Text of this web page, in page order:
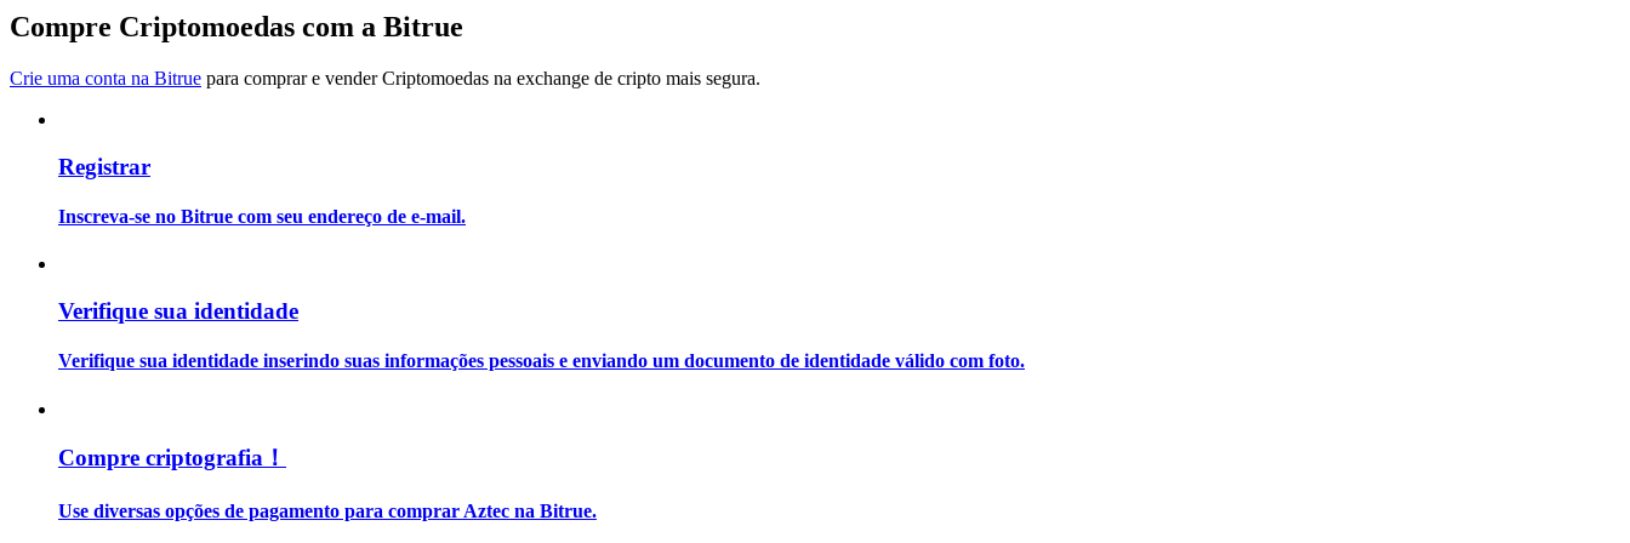
Torne-se um Trader de Cópias
Informação
Análise de big data, incluindo informações comerciais, etc.
Compre Criptomoedas com a Bitrue
Crie uma conta na Bitrue para comprar e vender Criptomoedas na exchange de cripto mais segura.
Registrar
Inscreva-se no Bitrue com seu endereço de e-mail.
Verifique sua identidade
Verifique sua identidade inserindo suas informações pessoais e enviando um documento de identidade válido com foto.
Compre criptografia！
Use diversas opções de pagamento para comprar Aztec na Bitrue.